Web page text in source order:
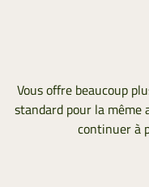
Vous offre beaucoup
standard pour la
continuer à